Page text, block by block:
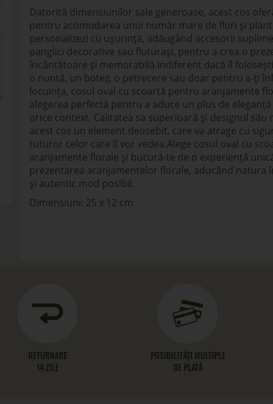
Datorită dimensiunilor sale generoase, acest cos
pentru acomodarea unui număr mare de flori și
personalizezi cu ușurință, adăugând accesorii
panglici decorative sau fluturași, pentru a crea o
încântătoare și memorabilă.Indiferent dacă îl
o nuntă, un botez, o petrecere sau doar pentru a-ți
locuința, cosul oval cu scoartă pentru aranjamente
alegerea perfectă pentru a aduce un plus de
orice context. Calitatea sa superioară și designul său
acest cos un element deosebit, care va atrage cu
tuturor celor care îl vor vedea.Alege cosul oval cu
aranjamente florale și bucură-te de o experiență
prezentarea aranjamentelor florale, aducând natura
și autentic mod posibil.
Dimensiuni: 25 x 12 cm
RETURNARE
14 ZILE
POSIBILITĂȚI MULTIPLE
DE PLATĂ